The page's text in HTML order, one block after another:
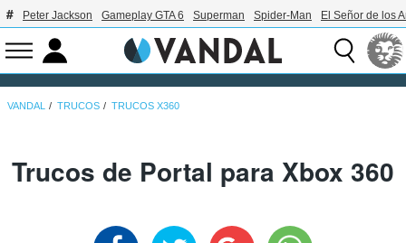
Peter Jackson Gameplay GTA 6 Superman Spider-Man El Señor de los
VANDAL TRUCOS TRUCOS X360
Trucos de Portal para Xbox 360